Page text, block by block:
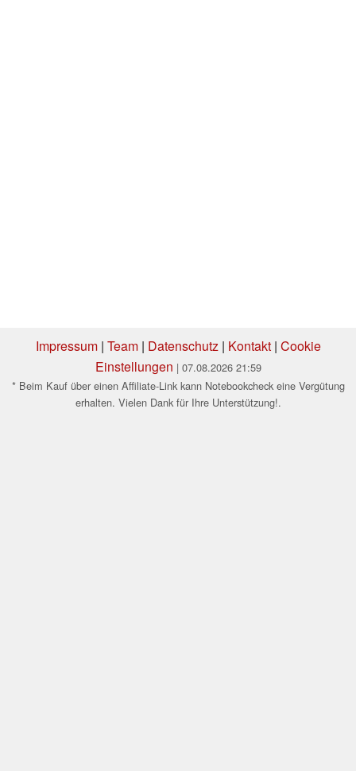
Impressum| Team| Datenschutz| Kontakt| Cookie
Einstellungen | 07.08.2026 21:59
* Beim Kauf über einen Affiliate-Link kann Notebookcheck eine Vergütung
erhalten. Vielen Dank für Ihre Unterstützung!.